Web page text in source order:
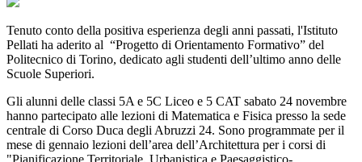
Tenuto conto della positiva esperienza degli anni passati, l'Istituto
Pellati ha aderito al “Progetto di Orientamento Formativo” del
Politecnico di Torino, dedicato agli studenti dell’ultimo anno delle
Scuole Superiori.
Gli alunni delle classi 5A e 5C Liceo e 5 CAT sabato 24 novembre
hanno partecipato alle lezioni di Matematica e Fisica presso la sede
centrale di Corso Duca degli Abruzzi 24. Sono programmate per il
mese di gennaio lezioni dell’area dell’Architettura per i corsi di